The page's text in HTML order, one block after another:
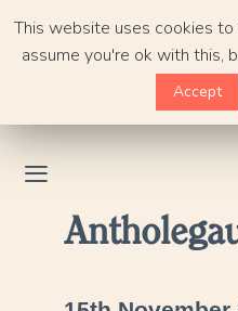
content
This website uses cookies
assume you're ok with this,
Accept